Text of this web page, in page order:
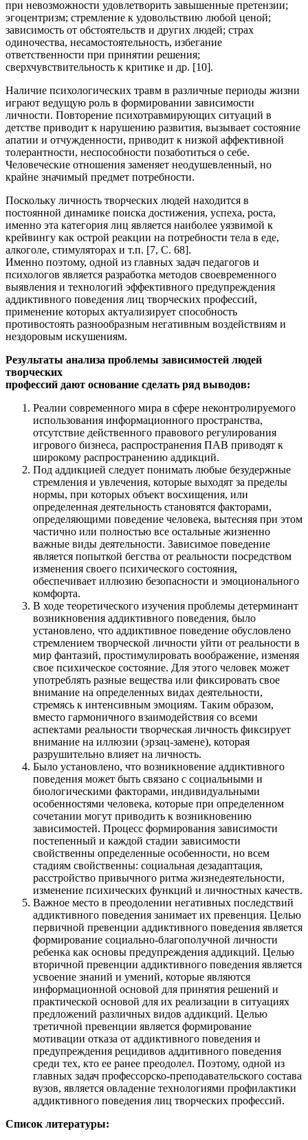
при невозможности удовлетворить завышенные претензии;
эгоцентризм; стремление к удовольствию любой ценой;
зависимость от обстоятельств и других людей; страх
одиночества, несамостоятельность, избегание
ответственности при принятии решения;
сверхчувствительность к критике и др. [10].
Наличие психологических травм в различные периоды жизни
играют ведущую роль в формировании зависимости
личности. Повторение психотравмирующих ситуаций в
детстве приводит к нарушению развития, вызывает состояние
апатии и отчужденности, приводит к низкой аффективной
толерантности, неспособности позаботиться о себе.
Человеческие отношения заменяет неодушевленный, но
крайне значимый предмет потребности.
Поскольку личность творческих людей находится в
постоянной динамике поиска достижения, успеха, роста,
именно эта категория лиц является наиболее уязвимой к
крейвингу как острой реакции на потребности тела в еде,
алкоголе, стимуляторах и т.п. [7, С. 68].
Именно поэтому, одной из главных задач педагогов и
психологов является разработка методов своевременного
выявления и технологий эффективного предупреждения
аддиктивного поведения лиц творческих профессий,
применение которых актуализирует способность
противостоять разнообразным негативным воздействиям и
нездоровым искушениям.
Результаты анализа проблемы зависимостей людей
творческих
профессий дают основание сделать ряд выводов:
Реалии современного мира в сфере неконтролируемого
использования информационного пространства,
отсутствие действенного правового регулирования
игрового бизнеса, распространения ПАВ приводят к
широкому распространению аддикций.
Под аддикцией следует понимать любые безудержные
стремления и увлечения, которые выходят за пределы
нормы, при которых объект восхищения, или
определенная деятельность становятся факторами,
определяющими поведение человека, вытесняя при этом
частично или полностью все остальные жизненно
важные виды деятельности. Зависимое поведение
является попыткой бегства от реальности посредством
изменения своего психического состояния,
обеспечивает иллюзию безопасности и эмоционального
комфорта.
В ходе теоретического изучения проблемы детерминант
возникновения аддиктивного поведения, было
установлено, что аддиктивное поведение обусловлено
стремлением творческой личности уйти от реальности в
мир фантазий, простимулировать воображение, изменяя
свое психическое состояние. Для этого человек может
употреблять разные вещества или фиксировать свое
внимание на определенных видах деятельности,
стремясь к интенсивным эмоциям. Таким образом,
вместо гармоничного взаимодействия со всеми
аспектами реальности творческая личность фиксирует
внимание на иллюзии (эрзац-замене), которая
разрушительно влияет на личность.
Было установлено, что возникновение аддиктивного
поведения может быть связано с социальными и
биологическими факторами, индивидуальными
особенностями человека, которые при определенном
сочетании могут приводить к возникновению
зависимостей. Процесс формирования зависимости
постепенный и каждой стадии зависимости
свойственны определенные особенности, но всем
стадиям свойственны: социальная дезадаптация,
расстройство привычного ритма жизнедеятельности,
изменение психических функций и личностных качеств.
Важное место в преодолении негативных последствий
аддиктивного поведения занимает их превенция. Целью
первичной превенции аддиктивного поведения является
формирование социально-благополучной личности
ребенка как основы предупреждения аддикций. Целью
вторичной превенции аддиктивного поведения является
усвоение знаний и умений, которые являются
информационной основой для принятия решений и
практической основой для их реализации в ситуациях
предложений различных видов аддикций. Целью
третичной превенции является формирование
мотивации отказа от аддиктивного поведения и
предупреждения рецидивов аддитивного поведения
среди тех, кто ее ранее преодолел. Поэтому, одной из
главных задач профессорско-преподавательского состава
вузов, является овладение технологиями профилактики
аддиктивного поведения лиц творческих профессий.
Список литературы: